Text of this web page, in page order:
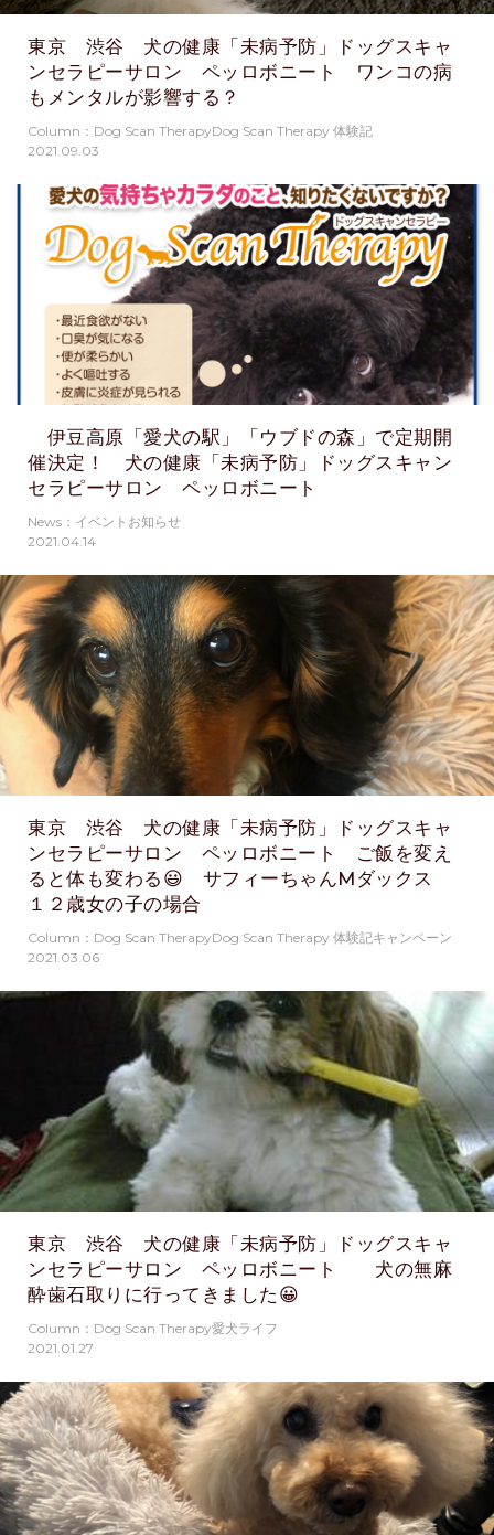
東京 渋谷 犬の健康「未病予防」ドッグスキャ
ンセラピーサロン ペッロボニート ワンコの病
もメンタルが影響する？
Column：Dog Scan TherapyDog Scan Therapy 体験記
2021.09.03
伊豆高原「愛犬の駅」「ウブドの森」で定期開
催決定！ 犬の健康「未病予防」ドッグスキャン
セラピーサロン ペッロボニート
News：イベントお知らせ
2021.04.14
東京 渋谷 犬の健康「未病予防」ドッグスキャ
ンセラピーサロン ペッロボニート ご飯を変え
ると体も変わる😃 サフィーちゃんMダックス
１２歳女の子の場合
Column：Dog Scan TherapyDog Scan Therapy 体験記キャンペーン
2021.03.06
東京 渋谷 犬の健康「未病予防」ドッグスキャ
ンセラピーサロン ペッロボニート 犬の無麻
酔歯石取りに行ってきました😀
Column：Dog Scan Therapy愛犬ライフ
2021.01.27